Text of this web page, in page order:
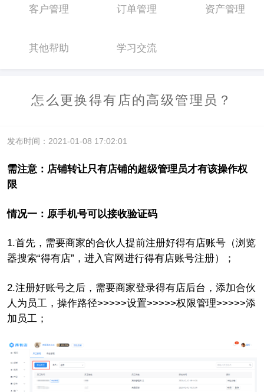
客户管理 订单管理 资产管理
其他帮助 学习交流
怎么更换得有店的高级管理员？
发布时间：2021-01-08 17:02:01
需注意：店铺转让只有店铺的超级管理员才有该操作权
限
情况一：原手机号可以接收验证码
1.首先，需要商家的合伙人提前注册好得有店账号（浏览
器搜索“得有店”，进入官网进行得有店账号注册）；
2.注册好账号之后，需要商家登录得有店后台，添加合伙
人为员工，操作路径>>>>>设置>>>>>权限管理>>>>>添
加员工；